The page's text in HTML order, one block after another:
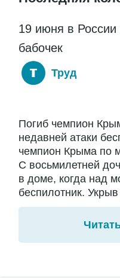
19 июня в
бабочек
Труд
Погиб чемпион
недавней атаки
чемпион Крыма по
С восьмилетней
в доме, когда над
беспилотник.